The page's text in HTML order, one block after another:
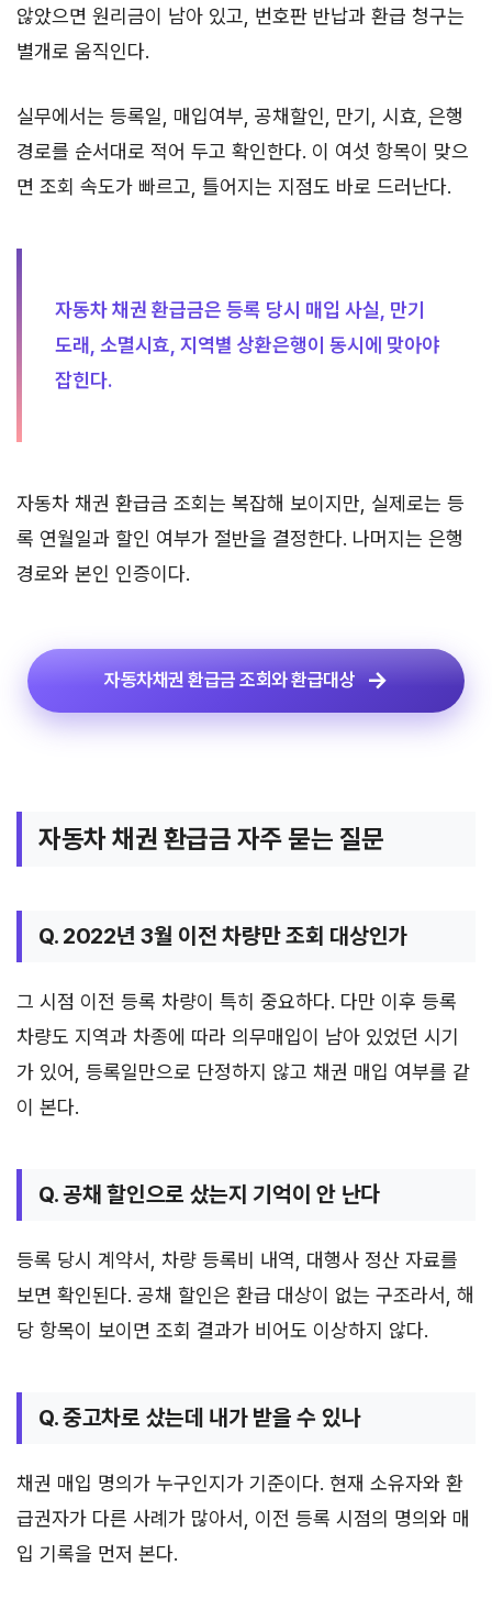
않았으면 원리금이 남아 있고, 번호판 반납과 환급 청구는
별개로 움직인다.
실무에서는 등록일, 매입여부, 공채할인, 만기, 시효, 은행
경로를 순서대로 적어 두고 확인한다. 이 여섯 항목이 맞으
면 조회 속도가 빠르고, 틀어지는 지점도 바로 드러난다.
자동차 채권 환급금은 등록 당시 매입 사실, 만기
도래, 소멸시효, 지역별 상환은행이 동시에 맞아야
잡힌다.
자동차 채권 환급금 조회는 복잡해 보이지만, 실제로는 등
록 연월일과 할인 여부가 절반을 결정한다. 나머지는 은행
경로와 본인 인증이다.
자동차채권 환급금 조회와 환급대상
자동차 채권 환급금 자주 묻는 질문
Q. 2022년 3월 이전 차량만 조회 대상인가
그 시점 이전 등록 차량이 특히 중요하다. 다만 이후 등록
차량도 지역과 차종에 따라 의무매입이 남아 있었던 시기
가 있어, 등록일만으로 단정하지 않고 채권 매입 여부를 같
이 본다.
Q. 공채 할인으로 샀는지 기억이 안 난다
등록 당시 계약서, 차량 등록비 내역, 대행사 정산 자료를
보면 확인된다. 공채 할인은 환급 대상이 없는 구조라서, 해
당 항목이 보이면 조회 결과가 비어도 이상하지 않다.
Q. 중고차로 샀는데 내가 받을 수 있나
채권 매입 명의가 누구인지가 기준이다. 현재 소유자와 환
급권자가 다른 사례가 많아서, 이전 등록 시점의 명의와 매
입 기록을 먼저 본다.